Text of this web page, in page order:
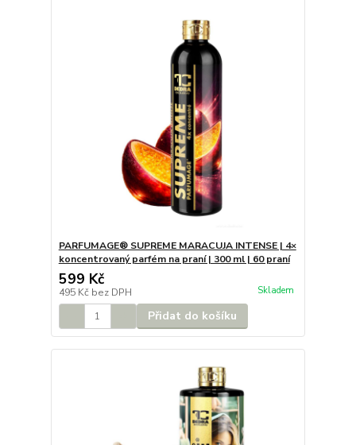
PARFUMAGE® SUPREME MARACUJA INTENSE | 4×
koncentrovaný parfém na praní | 300 ml | 60 praní
599 Kč
495 Kč bez DPH Skladem
Přidat do košíku